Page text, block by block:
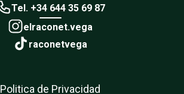
Tel. +34 644 35 69 87
elraconet.vega
raconetvega
Politica de Privacidad